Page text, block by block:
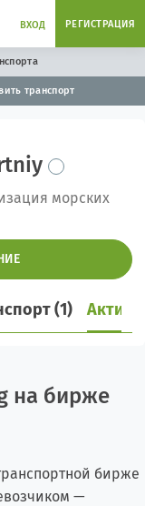
ВХОД РЕГИСТРАЦИЯ
транспорт
морских
(1)
на бирже
бирже
—